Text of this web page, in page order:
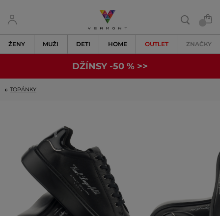
ŽENY MUŽI DETI HOME OUTLET ZNAČKY
DŽÍNSY -50 % >>
TOPÁNKY